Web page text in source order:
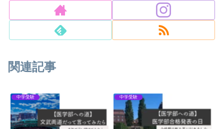
関連記事
中学受験 中学受験